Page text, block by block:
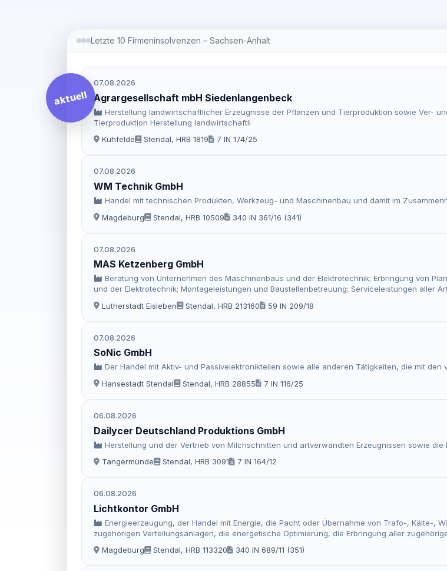
Letzte 10 Firmeninsolvenzen – Sachsen-Anhalt
07.08.2026
Agrargesellschaft mbH Siedenlangenbeck
Herstellung landwirtschaftlicher Erzeugnisse der Pflanzen und Tierproduktion sowie Ver-
Tierproduktion Herstellung landwirtschaftli
Kuhfelde
Stendal, HRB 1819 7 IN 174/25
07.08.2026
WM Technik GmbH
Handel mit technischen Produkten, Werkzeug- und Maschinenbau und damit im
Magdeburg
Stendal, HRB 10509 340 IN 361/16 (341)
07.08.2026
MAS Ketzenberg GmbH
Beratung von Unternehmen des Maschinenbaus und der Elektrotechnik; Erbringung von
und der Elektrotechnik; Montageleistungen und Baustellenbetreuung; Serviceleistungen aller
Werkstattleistungen; Produktion von technischen Anlagen und Maschinen für Unternehmen aller
Lutherstadt Eisleben Stendal, HRB 213160 59 IN 209/18
07.08.2026
SoNic GmbH
Der Handel mit Aktiv- und Passivelektronikteilen sowie alle anderen Tätigkeiten, die mit
Hansestadt Stendal
Stendal, HRB 28855 7 IN 116/25
06.08.2026
Dailycer Deutschland Produktions GmbH
Herstellung und der Vertrieb von Milchschnitten und artverwandten Erzeugnissen sowie
Tangermünde
Stendal, HRB 3091 7 IN 164/12
06.08.2026
Lichtkontor GmbH
Energieerzeugung, der Handel mit Energie, die Pacht oder Übernahme von Trafo-, Kälte-,
zugehörigen Verteilungsanlagen, die energetische Optimierung, die Erbringung aller
Magdeburg
Stendal, HRB 113320 340 IN 689/11 (351)
aktuell